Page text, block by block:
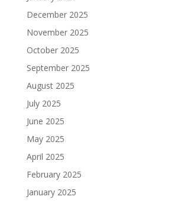
December 2025
November 2025
October 2025
September 2025
August 2025
July 2025
June 2025
May 2025
April 2025
February 2025
January 2025